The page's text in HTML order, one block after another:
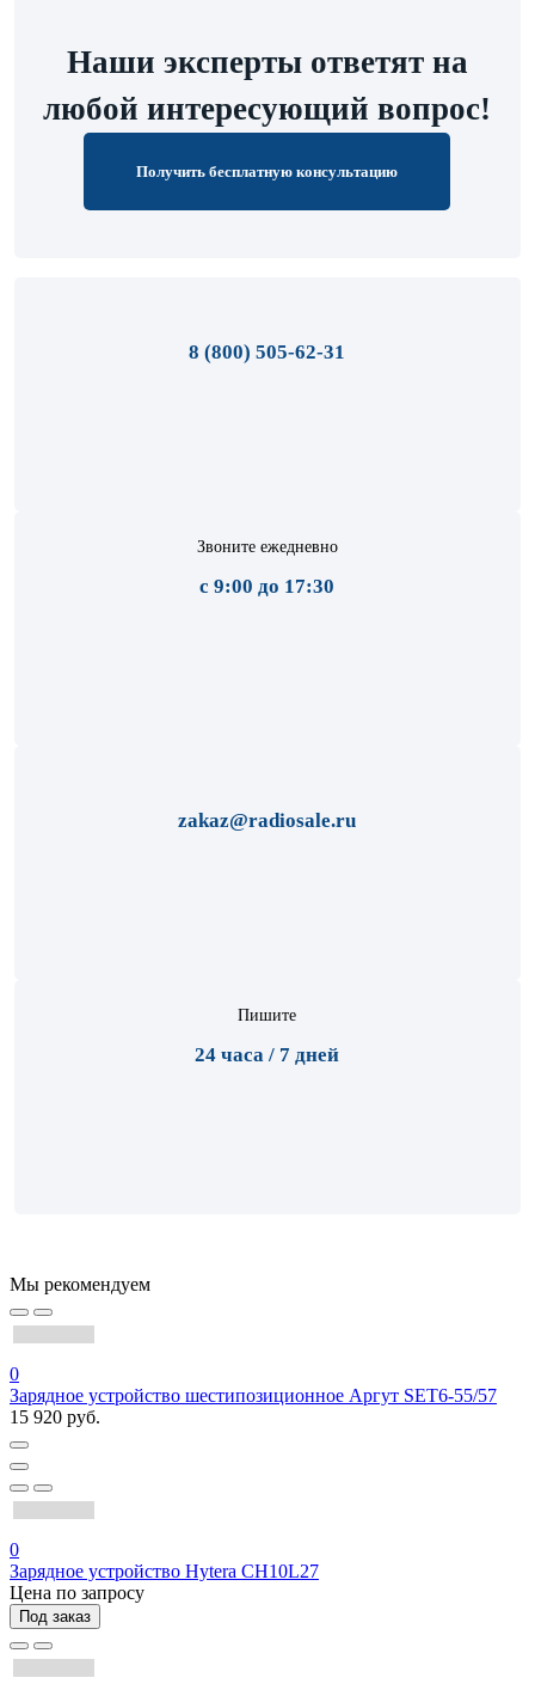
Наши эксперты ответят на
любой интересующий вопрос!
Получить бесплатную консультацию
8 (800) 505-62-31
Звоните ежедневно
с 9:00 до 17:30
zakaz@radiosale.ru
Пишите
24 часа / 7 дней
Мы рекомендуем
0
Зарядное устройство шестипозиционное Аргут SET6-55/57
15 920 руб.
0
Зарядное устройство Hytera CH10L27
Цена по запросу
Под заказ